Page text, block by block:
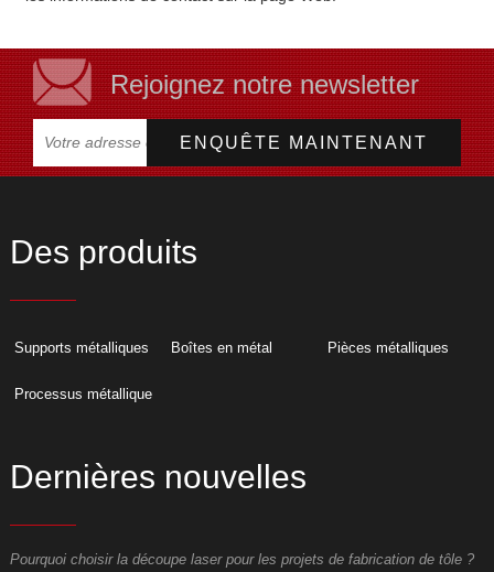
Rejoignez notre newsletter
Des produits
Supports métalliques Boîtes en métal Pièces métalliques
Processus métallique
Dernières nouvelles
Pourquoi choisir la découpe laser pour les projets de fabrication de tôle ?